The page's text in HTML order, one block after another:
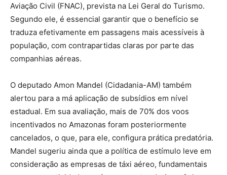
Aviação Civil (FNAC), prevista na Lei Geral do Turismo.
Segundo ele, é essencial garantir que o benefício se
traduza efetivamente em passagens mais acessíveis à
população, com contrapartidas claras por parte das
companhias aéreas.
O deputado Amon Mandel (Cidadania-AM) também
alertou para a má aplicação de subsídios em nível
estadual. Em sua avaliação, mais de 70% dos voos
incentivados no Amazonas foram posteriormente
cancelados, o que, para ele, configura prática predatória.
Mandel sugeriu ainda que a política de estímulo leve em
consideração as empresas de táxi aéreo, fundamentais